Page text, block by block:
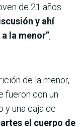
de 21 años.
y ahí
la menor”,
de la menor,
fueron con un
y una caja de
el cuerpo de